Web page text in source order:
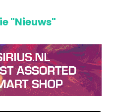
"Nieuws"